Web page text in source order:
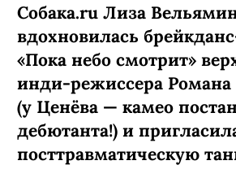
Собака.ru Лиза
вдохновилась
«Пока небо смотрит»
инди-режиссера
(у Ценёва — камео
дебютанта!) и
посттравматическую